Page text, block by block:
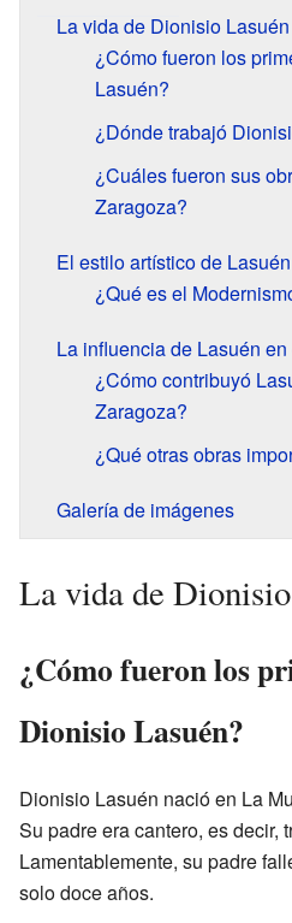
La vida de Dionisio Lasuén
¿Cómo fueron los
Lasuén?
¿Dónde trabajó
¿Cuáles fueron sus
Zaragoza?
El estilo artístico de Lasuén
¿Qué es el
La influencia de Lasuén
¿Cómo contribuyó
Zaragoza?
¿Qué otras obras
Galería de imágenes
La vida de
¿Cómo fueron los
Dionisio Lasuén?
Dionisio Lasuén nació en La
Su padre era cantero, es decir,
Lamentablemente, su padre
solo doce años.